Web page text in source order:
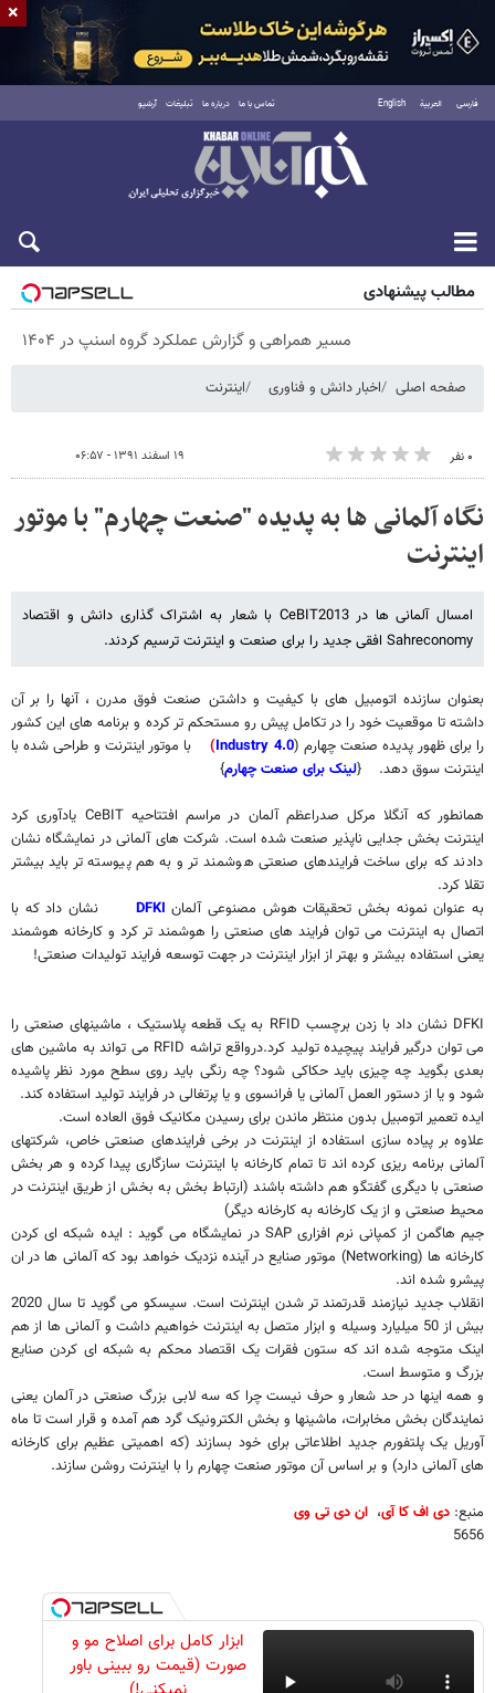
فارسی العربية English تماس با ما درباره ما تبلیغات آرشیو
شنبه ۱۷ مرداد ۱۴۰۵
مطالب پیشنهادی
مسیر همراهی و گزارش عملکرد گروه اسنپ در ۱۴۰۴
صفحه اصلی اخبار دانش و فناوری اینترنت
۰ نفر ۱۹ اسفند ۱۳۹۱ - ۰۶:۵۷
نگاه آلمانی ها به پدیده "صنعت چهارم" با موتور
اینترنت
امسال آلمانی ها در CeBIT2013 با شعار به اشتراک گذاری دانش و اقتصاد
Sahreconomy افقی جدید را برای صنعت و اینترنت ترسیم کردند.
بعنوان سازنده اتومبیل های با کیفیت و داشتن صنعت فوق مدرن ، آنها را بر آن
داشته تا موقعیت خود را در تکامل پیش رو مستحکم تر کرده و برنامه های این کشور
را برای ظهور پدیده صنعت چهارم (Industry 4.0
)
با موتور اینترنت و طراحی شده با
اینترنت سوق دهد. {لینک برای صنعت چهارم}
همانطور که آنگلا مرکل صدراعظم آلمان در مراسم افتتاحیهCeBIT یادآوری کرد
اینترنت بخش جدایی ناپذیر صنعت شده است. شرکت های آلمانی در نمایشگاه نشان
دادند که برای ساخت فرایندهای صنعتی هوشمند تر و به هم پیوسته تر باید بیشتر
تقلا کرد.
به عنوان نمونه بخش تحقیقات هوش مصنوعی آلمان DFKI
نشان داد که با
اتصال به اینترنت می توان فرایند های صنعتی را هوشمند تر کرد و کارخانه هوشمند
یعنی استفاده بیشتر و بهتر از ابزار اینترنت در جهت توسعه فرایند تولیدات صنعتی!
DFKI نشان داد با زدن برچسب RFID به یک قطعه پلاستیک ، ماشینهای صنعتی را
می توان درگیر فرایند پیچیده تولید کرد.درواقع تراشه RFID می تواند به ماشین های
بعدی بگوید چه چیزی باید حکاکی شود؟ چه رنگی باید روی سطح مورد نظر پاشیده
شود و یا از دستور العمل آلمانی یا فرانسوی و یا پرتغالی در فرایند تولید استفاده کند.
ایده تعمیر اتومبیل بدون منتظر ماندن برای رسیدن مکانیک فوق العاده است.
علاوه بر پیاده سازی استفاده از اینترنت در برخی فرایندهای صنعتی خاص، شرکتهای
آلمانی برنامه ریزی کرده اند تا تمام کارخانه با اینترنت سازگاری پیدا کرده و هر بخش
صنعتی با دیگری گفتگو هم داشته باشند (ارتباط بخش به بخش از طریق اینترنت در
محیط صنعتی و از یک کارخانه به کارخانه دیگر)
جیم هاگمن از کمپانی نرم افزاریSAP در نمایشگاه می گوید : ایده شبکه ای کردن
کارخانه ها (Networking) موتور صنایع در آینده نزدیک خواهد بود که آلمانی ها در ان
پیشرو شده اند.
انقلاب جدید نیازمند قدرتمند تر شدن اینترنت است. سیسکو می گوید تا سال 2020
بیش از 50 میلیارد وسیله و ابزار متصل به اینترنت خواهیم داشت و آلمانی ها از هم
اینک متوجه شده اند که ستون فقرات یک اقتصاد محکم به شبکه ای کردن صنایع
بزرگ و متوسط است.
و همه اینها در حد شعار و حرف نیست چرا که سه لابی بزرگ صنعتی در آلمان یعنی
نمایندگان بخش مخابرات، ماشینها و بخش الکترونیک گرد هم آمده و قرار است تا ماه
آوریل یک پلتفورم جدید اطلاعاتی برای خود بسازند (که اهمیتی عظیم برای کارخانه
های آلمانی دارد) و بر اساس آن موتور صنعت چهارم را با اینترنت روشن سازند.
منبع: دی اف کا آی، ان دی تی وی
5656
ابزار کامل برای اصلاح مو و
صورت (قیمت رو ببینی باور
×